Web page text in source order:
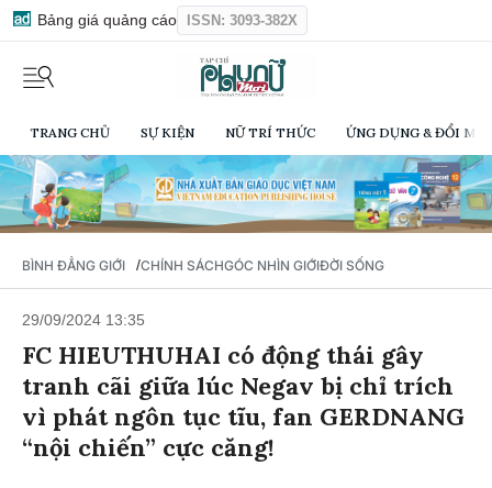
Bảng giá quảng cáo ISSN: 3093-382X
TRANG CHỦ SỰ KIỆN NỮ TRÍ THỨC ỨNG DỤNG & ĐỔI
BÌNH ĐẲNG GIỚI /CHÍNH SÁCHGÓC NHÌN GIỚIĐỜI SỐNG
29/09/2024 13:35
FC HIEUTHUHAI có động thái gây
tranh cãi giữa lúc Negav bị chỉ trích
vì phát ngôn tục tĩu, fan GERDNANG
“nội chiến” cực căng!